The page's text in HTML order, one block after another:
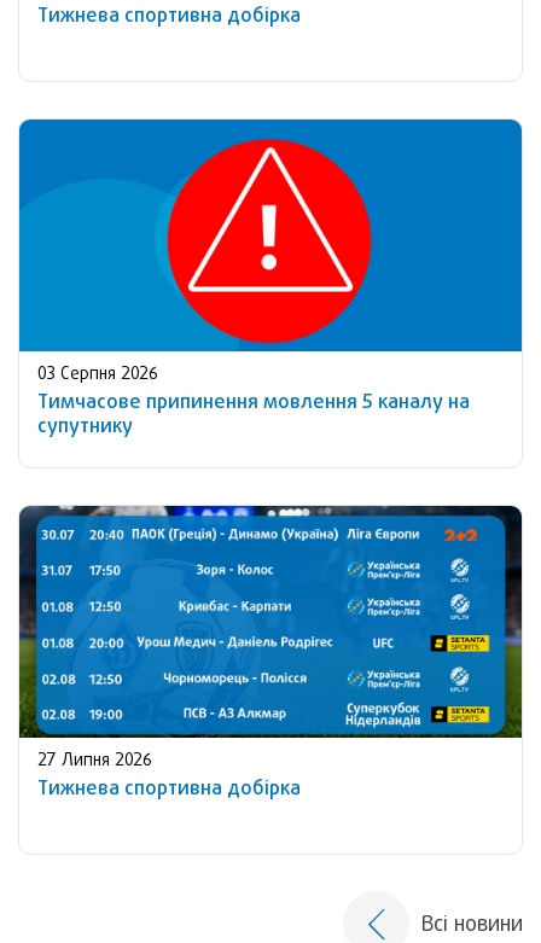
Тижнева спортивна добірка
03 Серпня 2026
Тимчасове припинення мовлення 5 каналу на
супутнику
27 Липня 2026
Тижнева спортивна добірка
Всі новини